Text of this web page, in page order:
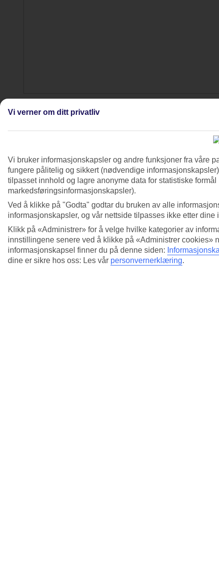
4/7
Vi verner om ditt privatliv
Vi bruker informasjonskapsler og andre funksjoner fra våre
fungere pålitelig og sikkert (nødvendige
tilpasset innhold og lagre anonyme data for statistiske
markedsføringsinformasjonskapsler).
Ved å klikke på "Godta" godtar du bruken av alle
informasjonskapsler, og vår nettside tilpasses ikke etter dine
Klikk på «Administrer» for å velge hvilke kategorier av
innstillingene senere ved å klikke på «Administrer cookies»
informasjonskapsel finner du på denne siden:
dine er sikre hos oss: Les vår personvernerklæring.